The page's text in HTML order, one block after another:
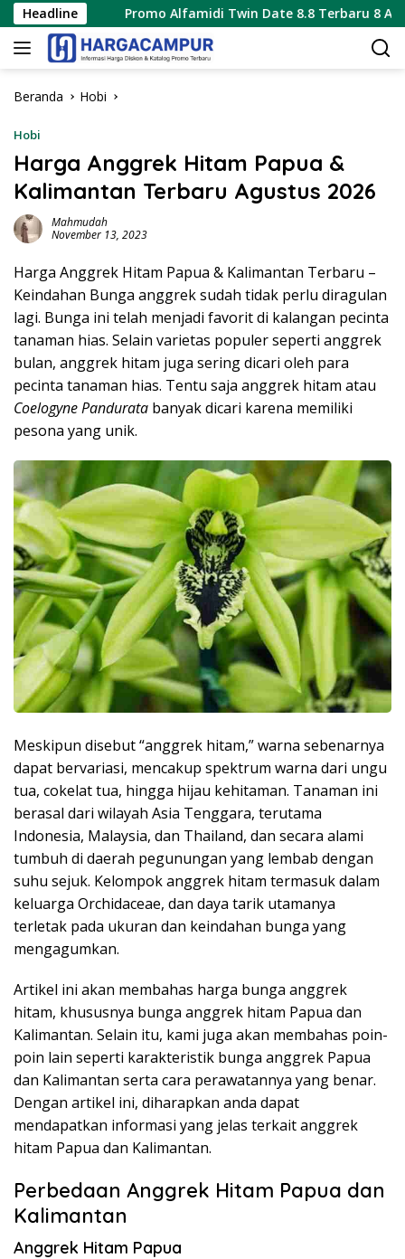
Langsung
ke
konten
HeadlinePromo Alfamidi Twin Date 8.8 Terbaru 8 Agustus 2026
Beranda Hobi
Hobi
Harga Anggrek Hitam Papua &
Kalimantan Terbaru Agustus 2026
Mahmudah
November 13, 2023
Harga Anggrek Hitam Papua & Kalimantan Terbaru –
Keindahan Bunga anggrek sudah tidak perlu diragulan
lagi. Bunga ini telah menjadi favorit di kalangan pecinta
tanaman hias. Selain varietas populer seperti anggrek
bulan, anggrek hitam juga sering dicari oleh para
pecinta tanaman hias. Tentu saja anggrek hitam atau
Coelogyne Pandurata banyak dicari karena memiliki
pesona yang unik.
Meskipun disebut “anggrek hitam,” warna sebenarnya
dapat bervariasi, mencakup spektrum warna dari ungu
tua, cokelat tua, hingga hijau kehitaman. Tanaman ini
berasal dari wilayah Asia Tenggara, terutama
Indonesia, Malaysia, dan Thailand, dan secara alami
tumbuh di daerah pegunungan yang lembab dengan
suhu sejuk. Kelompok anggrek hitam termasuk dalam
keluarga Orchidaceae, dan daya tarik utamanya
terletak pada ukuran dan keindahan bunga yang
mengagumkan.
Artikel ini akan membahas harga bunga anggrek
hitam, khususnya bunga anggrek hitam Papua dan
Kalimantan. Selain itu, kami juga akan membahas poin-
poin lain seperti karakteristik bunga anggrek Papua
dan Kalimantan serta cara perawatannya yang benar.
Dengan artikel ini, diharapkan anda dapat
mendapatkan informasi yang jelas terkait anggrek
hitam Papua dan Kalimantan.
Perbedaan Anggrek Hitam Papua dan
Kalimantan
Anggrek Hitam Papua